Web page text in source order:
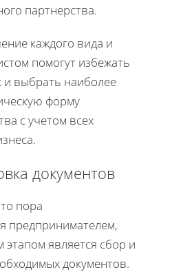
партнерства.
каждого вида и
помогут избежать
выбрать наиболее
форму
с учетом всех
документов
пора
предпринимателем,
является сбор и
документов.